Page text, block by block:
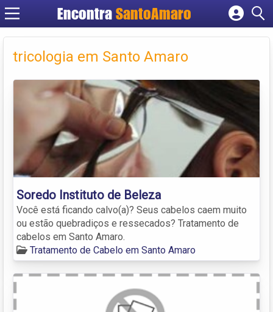
Encontra SantoAmaro
Cadastrar empresa
Criar conta
tricologia em Santo Amaro
Soredo Instituto de Beleza
Você está ficando calvo(a)? Seus cabelos caem muito
ou estão quebradiços e ressecados? Tratamento de
cabelos em Santo Amaro.
Tratamento de Cabelo em Santo Amaro